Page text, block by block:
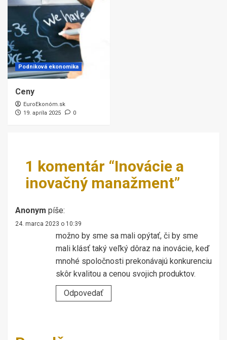
Podniková ekonomika
Ceny
EuroEkonóm.sk
19. apríla 2025
0
1 komentár “Inovácie a
inovačný manažment”
Anonym píše:
24. marca 2023 o 10:39
možno by sme sa mali opýtať, či by sme
mali klásť taký veľký dôraz na inovácie, keď
mnohé spoločnosti prekonávajú konkurenciu
skôr kvalitou a cenou svojich produktov.
Odpovedať